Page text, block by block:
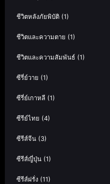
ชีวิตหลังภัยพิบัติ (1)
ชีวิตและความตาย (1)
ชีวิตและความสัมพันธ์ (1)
ซีรี่ย์วาย (1)
ซีรี่ย์เกาหลี (1)
ซีรีย์ไทย (4)
ซีรีส์จีน (3)
ซีรีส์ญี่ปุ่น (1)
ซีรีส์ฝรั่ง (11)